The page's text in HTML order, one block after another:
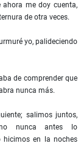
me doy cuenta,
de otra veces.
yo, palideciendo
de comprender que
nunca más.
salimos juntos,
nunca antes lo
hicimos en la noches